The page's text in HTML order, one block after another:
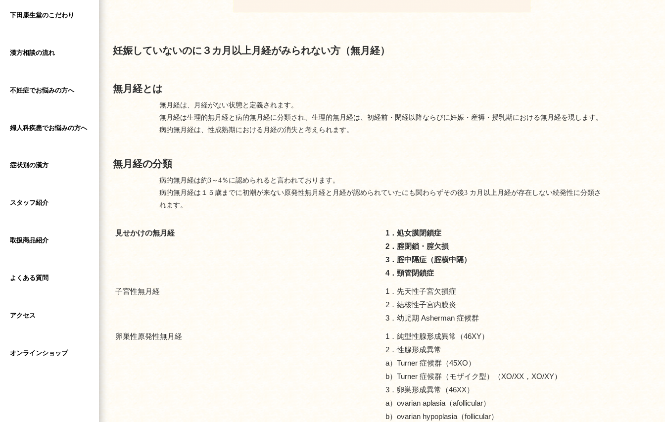
下田康生堂のこだわり
漢方相談の流れ
不妊症でお悩みの方へ
婦人科疾患でお悩みの方へ
症状別の漢方
スタッフ紹介
取扱商品紹介
よくある質問
アクセス
オンラインショップ
妊娠していないのに３カ月以上月経がみられない方（無月経）
無月経とは
無月経は、月経がない状態と定義されます。
無月経は生理的無月経と病的無月経に分類され、生理的無月経は、初経前・閉経以降ならびに妊娠・産褥・授乳期における無月経を現します。
病的無月経は、性成熟期における月経の消失と考えられます。
無月経の分類
病的無月経は約3～4％に認められると言われております。
病的無月経は１５歳までに初潮が来ない原発性無月経と月経が認められていたにも関わらずその後3 カ月以上月経が存在しない続発性に分類さ
れます。
見せかけの無月経
1．処女膜閉鎖症
2．腟閉鎖・腟欠損
3．腟中隔症（腟横中隔）
4．頸管閉鎖症
子宮性無月経
1．先天性子宮欠損症
2．結核性子宮内膜炎
3．幼児期 Asherman 症候群
卵巣性原発性無月経
1．純型性腺形成異常（46XY）
2．性腺形成異常
a）Turner 症候群（45XO）
b）Turner 症候群（モザイク型）（XO/XX，XO/XY）
3．卵巣形成異常（46XX）
a）ovarian aplasia（afollicular）
b）ovarian hypoplasia（follicular）